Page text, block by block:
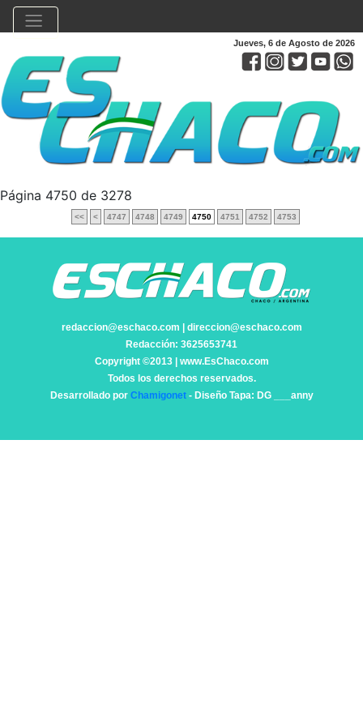
Jueves, 6 de Agosto de 2026
Página 4750 de 3278
<< < 4747 4748 4749 4750 4751 4752 4753
redaccion@eschaco.com | direccion@eschaco.com
Redacción: 3625653741
Copyright ©2013 | www.EsChaco.com
Todos los derechos reservados.
Desarrollado por Chamigonet- Diseño Tapa: DG ___anny